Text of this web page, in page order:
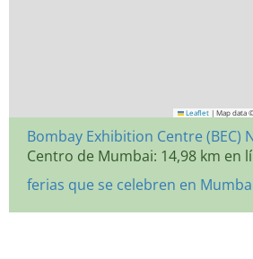
Leaflet | Map data
Bombay Exhibition Centre (BEC)
Centro de Mumbai: 14,98 km en
ferias que se celebren en